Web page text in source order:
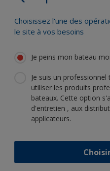
Choisissez l'une des
le site à vos besoins
Je peins mon bateau
Je suis un
utiliser les produits
bateaux. Cette option
d'entretien , aux
applicateurs.
Bénéficiez
scientifique
Suivez